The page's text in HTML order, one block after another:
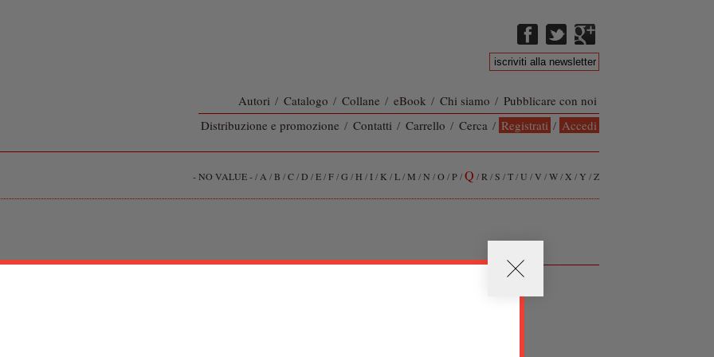
Autori / Catalogo / Collane / eBook / Chi siamo / Pubblicare con noi
Distribuzione e promozione / Contatti / Carrello / Cerca / Registrati / Accedi
- NO VALUE -/ A /B /C/D /E/F/G /H /I / K /L/M /N /O /P/Q /R /S /T/U /V /W/X /Y /Z